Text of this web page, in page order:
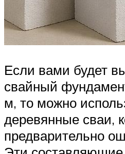
Если вами будет
свайный
м, то можно
деревянные сваи,
предварительно